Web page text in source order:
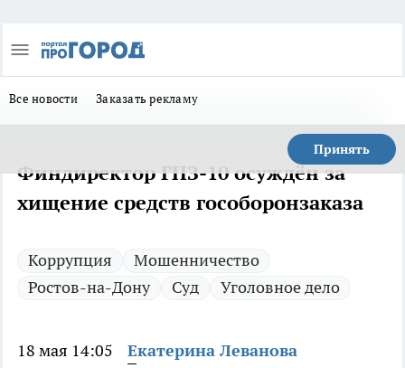
Все новости Заказать рекламу
Принять
Финдиректор ГПЗ-10 осуждён за
хищение средств гособоронзаказа
Коррупция
Мошенничество
Ростов-на-Дону
Суд Уголовное дело
18 мая 14:05 Екатерина Леванова